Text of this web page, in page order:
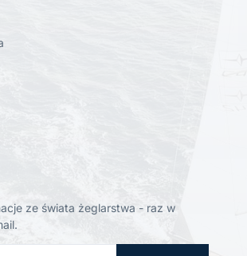
ze świata żeglarstwa - raz w